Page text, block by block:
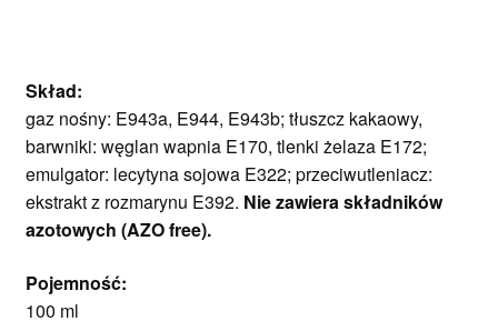
Skład:
gaz nośny: E943a, E944, E943b; tłuszcz kakaowy,
barwniki: węglan wapnia E170, tlenki żelaza E172;
emulgator: lecytyna sojowa E322; przeciwutleniacz:
ekstrakt z rozmarynu E392. Nie zawiera składników
azotowych (AZO free).
Pojemność:
100 ml